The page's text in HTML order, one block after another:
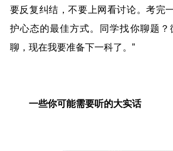
要反复纠结，不要上网看讨论。考完
护心态的最佳方式。同学找你聊题？
聊，现在我要准备下一科了。”
一些你可能需要听的大实话